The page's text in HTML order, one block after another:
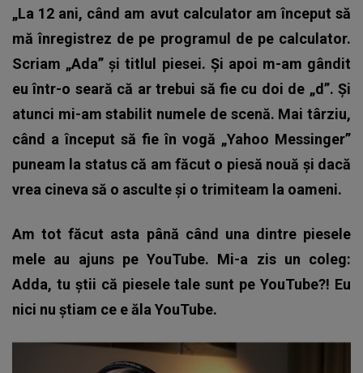
„La 12 ani, când am avut calculator am început să
mă înregistrez de pe programul de pe calculator.
Scriam „Ada” și titlul piesei. Și apoi m-am gândit
eu într-o seară că ar trebui să fie cu doi de „d”. Și
atunci mi-am stabilit numele de scenă. Mai târziu,
când a început să fie în vogă „Yahoo Messinger”
puneam la status că am făcut o piesă nouă și dacă
vrea cineva să o asculte și o trimiteam la oameni.
Am tot făcut asta până când una dintre piesele
mele au ajuns pe YouTube. Mi-a zis un coleg:
Adda, tu știi că piesele tale sunt pe YouTube?! Eu
nici nu știam ce e ăla YouTube.